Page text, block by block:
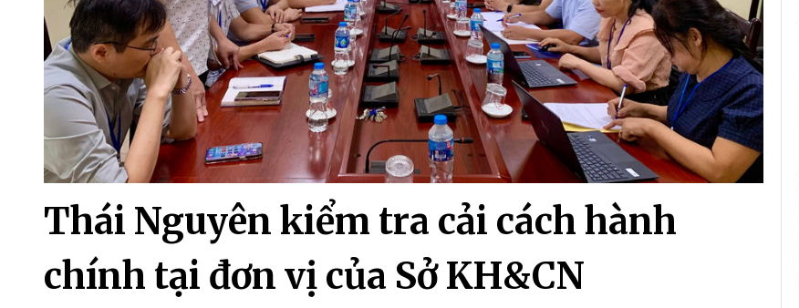
Thái Nguyên kiểm tra cải cách hành
chính tại đơn vị của Sở KH&CN